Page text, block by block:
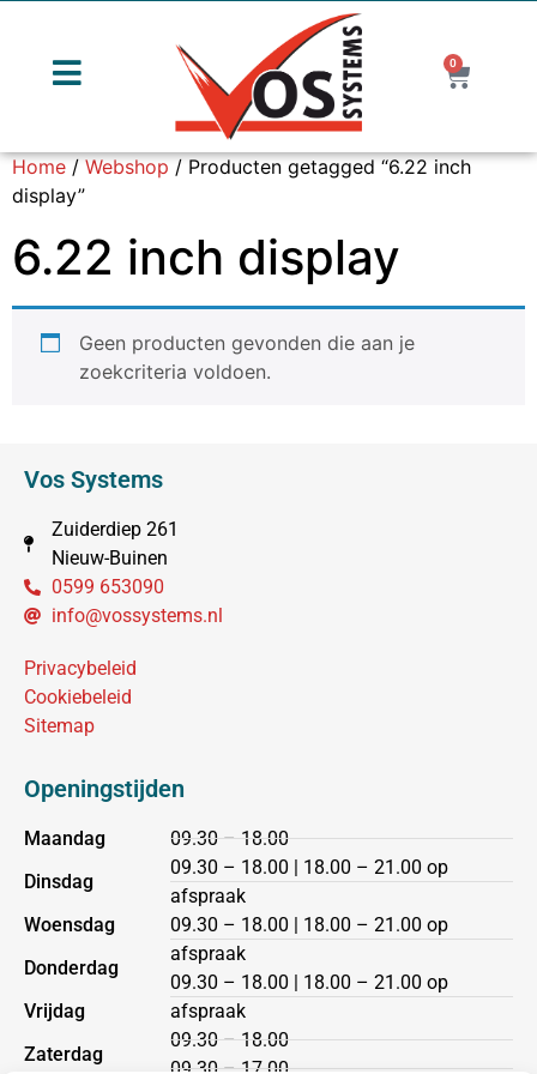
0
Home/Webshop/ Producten getagged “6.22 inch
display”
6.22 inch display
Geen producten gevonden die aan je
zoekcriteria voldoen.
Vos Systems
Zuiderdiep 261
Nieuw-Buinen
0599 653090
info@vossystems.nl
Privacybeleid
Cookiebeleid
Sitemap
Openingstijden
Maandag
Dinsdag
Woensdag
Donderdag
Vrijdag
Zaterdag
09.30 – 18.00
09.30 – 18.00 | 18.00 – 21.00 op
afspraak
09.30 – 18.00 | 18.00 – 21.00 op
afspraak
09.30 – 18.00 | 18.00 – 21.00 op
afspraak
09.30 – 18.00
09.30 – 17.00